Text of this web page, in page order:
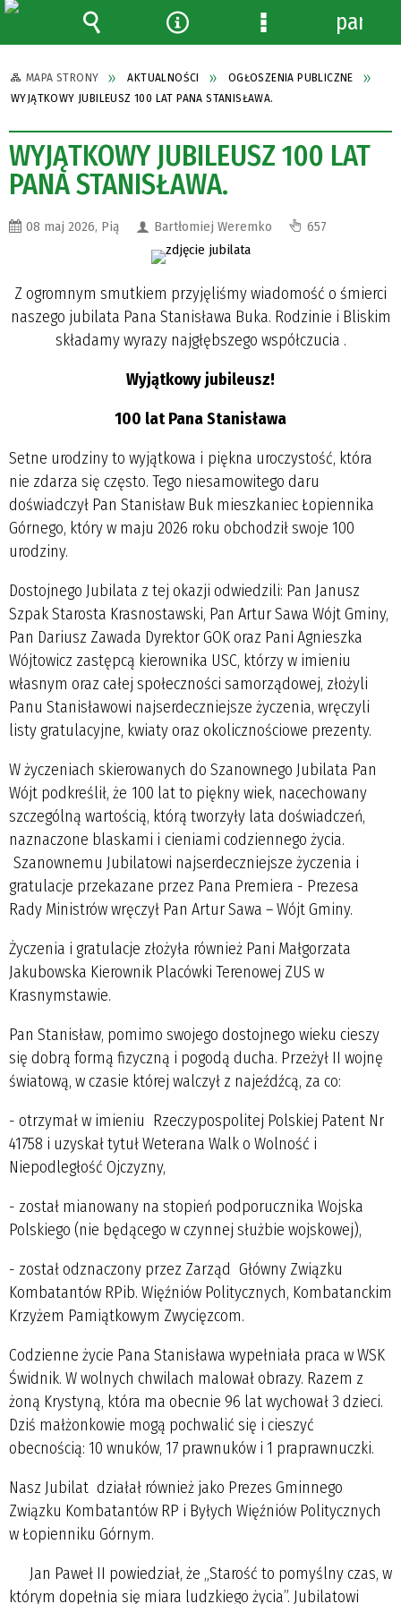
MAPA STRONY AKTUALNOŚCI
OGŁOSZENIA PUBLICZNE
WYJĄTKOWY JUBILEUSZ 100 LAT PANA STANISŁAWA.
WYJĄTKOWY JUBILEUSZ 100 LAT
PANA STANISŁAWA.
08 maj 2026, Pią Bartłomiej Weremko 657
Z ogromnym smutkiem przyjęliśmy wiadomość o śmierci
naszego jubilata Pana Stanisława Buka. Rodzinie i Bliskim
składamy wyrazy najgłębszego współczucia .
Wyjątkowy jubileusz!
100 lat Pana Stanisława
Setne urodziny to wyjątkowa i piękna uroczystość, która
nie zdarza się często. Tego niesamowitego daru
doświadczył Pan Stanisław Buk mieszkaniec Łopiennika
Górnego, który w maju 2026 roku obchodził swoje 100
urodziny.
Dostojnego Jubilata z tej okazji odwiedzili: Pan Janusz
Szpak Starosta Krasnostawski, Pan Artur Sawa Wójt Gminy,
Pan Dariusz Zawada Dyrektor GOK oraz Pani Agnieszka
Wójtowicz zastępcą kierownika USC, którzy w imieniu
własnym oraz całej społeczności samorządowej, złożyli
Panu Stanisławowi najserdeczniejsze życzenia, wręczyli
listy gratulacyjne, kwiaty oraz okolicznościowe prezenty.
W życzeniach skierowanych do Szanownego Jubilata Pan
Wójt podkreślił, że 100 lat to piękny wiek, nacechowany
szczególną wartością, którą tworzyły lata doświadczeń,
naznaczone blaskami i cieniami codziennego życia.
Szanownemu Jubilatowi najserdeczniejsze życzenia i
gratulacje przekazane przez Pana Premiera - Prezesa
Rady Ministrów wręczył Pan Artur Sawa – Wójt Gminy.
Życzenia i gratulacje złożyła również Pani Małgorzata
Jakubowska Kierownik Placówki Terenowej ZUS w
Krasnymstawie.
Pan Stanisław, pomimo swojego dostojnego wieku cieszy
się dobrą formą fizyczną i pogodą ducha. Przeżył II wojnę
światową, w czasie której walczył z najeźdźcą, za co:
- otrzymał w imieniu Rzeczypospolitej Polskiej Patent Nr
41758 i uzyskał tytuł Weterana Walk o Wolność i
Niepodległość Ojczyzny,
- został mianowany na stopień podporucznika Wojska
Polskiego (nie będącego w czynnej służbie wojskowej),
- został odznaczony przez Zarząd Główny Związku
Kombatantów RPib. Więźniów Politycznych, Kombatanckim
Krzyżem Pamiątkowym Zwycięzcom.
Codzienne życie Pana Stanisława wypełniała praca w WSK
Świdnik. W wolnych chwilach malował obrazy. Razem z
żoną Krystyną, która ma obecnie 96 lat wychował 3 dzieci.
Dziś małżonkowie mogą pochwalić się i cieszyć
obecnością: 10 wnuków, 17 prawnuków i 1 praprawnuczki.
Nasz Jubilat działał również jako Prezes Gminnego
Związku Kombatantów RP i Byłych Więźniów Politycznych
w Łopienniku Górnym.
Jan Paweł II powiedział, że „Starość to pomyślny czas, w
którym dopełnia się miara ludzkiego życia”. Jubilatowi
WyszukiwarkaNarzędziaMenu
szczegółowe
panel